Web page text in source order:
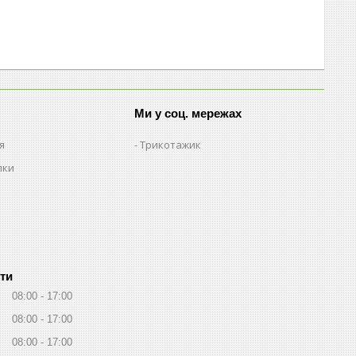
Ми у соц. мережах
Трикотажик
08:00
17:00
08:00
17:00
08:00
17:00